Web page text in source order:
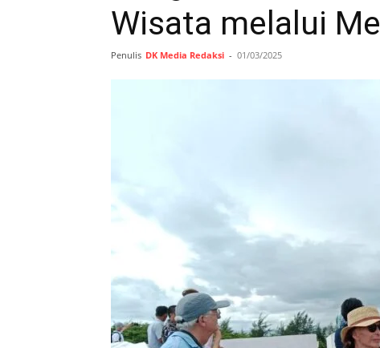
Wisata melalui
Penulis DK Media Redaksi - 01/03/2025